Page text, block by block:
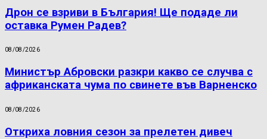
Дрон се взриви в България! Ще подаде ли
оставка Румен Радев?
08/08/2026
Министър Абровски разкри какво се случва с
африканската чума по свинете във Варненско
08/08/2026
Откриха ловния сезон за прелетен дивеч